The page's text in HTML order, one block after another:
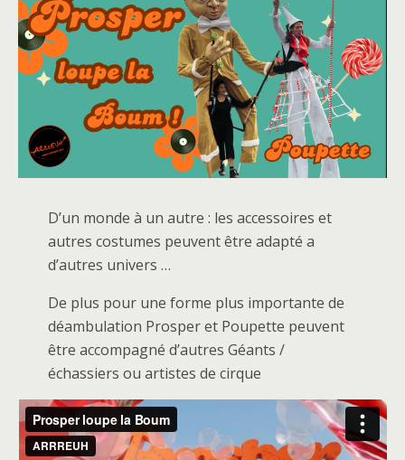
D’un monde à un autre : les accessoires et
autres costumes peuvent être adapté a
d’autres univers …
De plus pour une forme plus importante de
déambulation Prosper et Poupette peuvent
être accompagné d’autres Géants /
échassiers ou artistes de cirque